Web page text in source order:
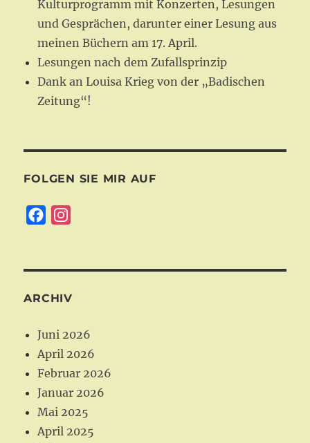
Kulturprogramm mit Konzerten, Lesungen
und Gesprächen, darunter einer Lesung aus
meinen Büchern am 17. April.
Lesungen nach dem Zufallsprinzip
Dank an Louisa Krieg von der „Badischen
Zeitung“!
FOLGEN SIE MIR AUF
e
b
o
k
t
a
r
a
m
ARCHIV
Juni 2026
April 2026
Februar 2026
Januar 2026
Mai 2025
April 2025